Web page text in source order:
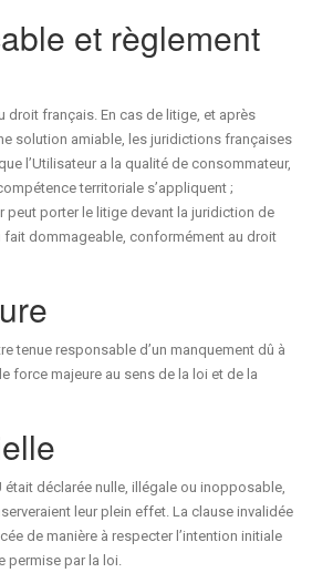
et règlement
droit français. En cas de litige, et après
solution amiable, les juridictions françaises
l’Utilisateur a la qualité de consommateur,
territoriale s’appliquent ;
peut porter le litige devant la juridiction de
fait dommageable, conformément au droit
tenue responsable d’un manquement dû à
force majeure au sens de la loi et de la
était déclarée nulle, illégale ou inopposable,
leur plein effet. La clause invalidée
de manière à respecter l’intention initiale
permise par la loi.